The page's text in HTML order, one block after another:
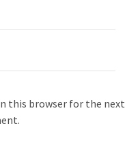
this browser for the next